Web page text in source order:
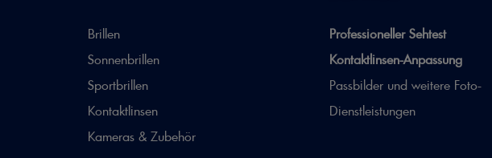
Brillen
Sonnenbrillen
Sportbrillen
Kontaktlinsen
Kameras & Zubehör
Professioneller Sehtest
Kontaktlinsen-Anpassung
Passbilder und weitere Foto-
Dienstleistungen